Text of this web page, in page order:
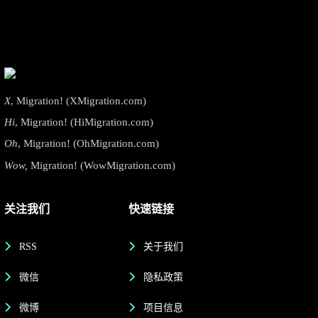
X, Migration! (XMigration.com)
Hi, Migration! (HiMigration.com)
Oh, Migration! (OhMigration.com)
Wow, Migration! (WowMigration.com)
关注我们
RSS
微信
微博
快速链接
关于我们
隐私政策
项目信息